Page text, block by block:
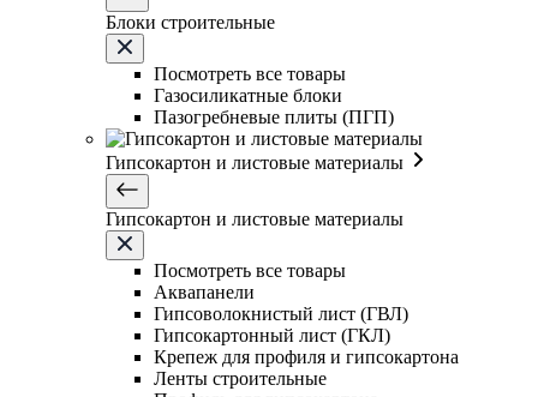
Блоки строительные
Посмотреть все товары
Газосиликатные блоки
Пазогребневые плиты (ПГП)
Гипсокартон и листовые материалы
Гипсокартон и листовые материалы
Посмотреть все товары
Аквапанели
Гипсоволокнистый лист (ГВЛ)
Гипсокартонный лист (ГКЛ)
Крепеж для профиля и гипсокартона
Ленты строительные